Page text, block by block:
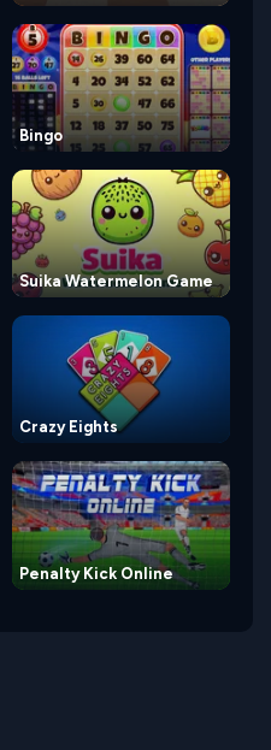
Bingo
Suika Watermelon Game
Crazy Eights
Penalty Kick Online